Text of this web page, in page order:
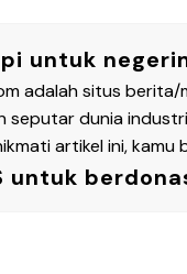
untuk
adalah situs
seputar dunia
artikel ini, kamu
untuk